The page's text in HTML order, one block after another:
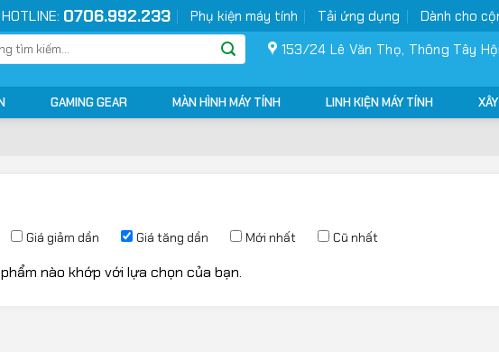
HOTLINE: 0706.992.233 Phụ kiện máy tính Tải ứng dụng Dành cho
153/24 Lê Văn Thọ, Thông Tây
GAMING GEAR MÀN HÌNH MÁY TÍNH LINH KIỆN MÁY TÍNH
Giá giảm dần Giá tăng dần Mới nhất Cũ nhất
nào khớp với lựa chọn của bạn.